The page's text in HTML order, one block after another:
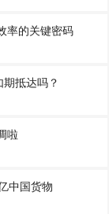
率的关键密码
抵达吗？
啦
中国货物